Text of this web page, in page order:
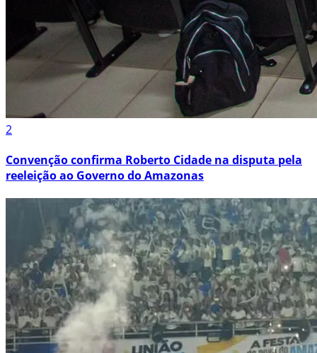
2
Convenção confirma Roberto Cidade na disputa pela
reeleição ao Governo do Amazonas